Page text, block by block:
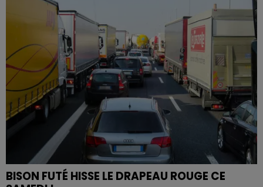
BISON FUTÉ HISSE LE DRAPEAU ROUGE CE